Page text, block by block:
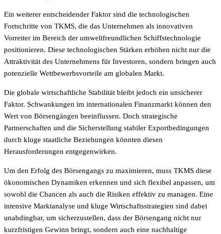
Ein weiterer entscheidender Faktor sind die technologischen
Fortschritte von TKMS, die das Unternehmen als innovativen
Vorreiter im Bereich der umweltfreundlichen Schiffstechnologie
positionieren. Diese technologischen Stärken erhöhen nicht nur die
Attraktivität des Unternehmens für Investoren, sondern bringen auch
potenzielle Wettbewerbsvorteile am globalen Markt.
Die globale wirtschaftliche Stabilität bleibt jedoch ein unsicherer
Faktor. Schwankungen im internationalen Finanzmarkt können den
Wert von Börsengängen beeinflussen. Doch strategische
Partnerschaften und die Sicherstellung stabiler Exportbedingungen
durch kluge staatliche Beziehungen könnten diesen
Herausforderungen entgegenwirken.
Um den Erfolg des Börsengangs zu maximieren, muss TKMS diese
ökonomischen Dynamiken erkennen und sich flexibel anpassen, um
sowohl die Chancen als auch die Risiken effektiv zu managen. Eine
intensive Marktanalyse und kluge Wirtschaftsstrategien sind dabei
unabdingbar, um sicherzustellen, dass der Börsengang nicht nur
kurzfristigen Gewinn bringt, sondern auch eine nachhaltige